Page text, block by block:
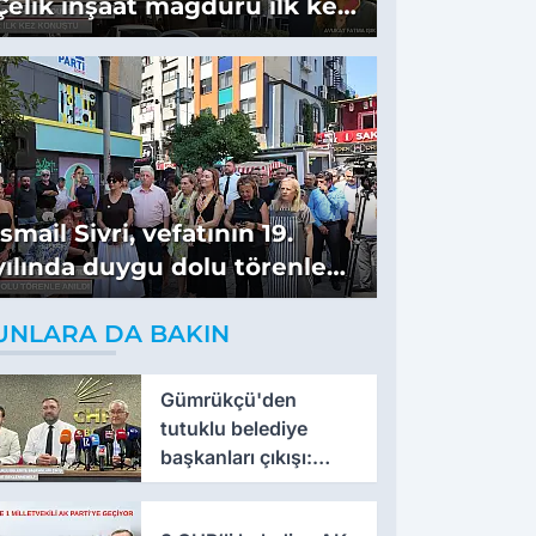
inşaat mağduru ilk kez
Sivri, vefatının 19.
duygu dolu törenle
DA BAKIN
Gümrükçü'den
tutuklu belediye
başkanları çıkışı:
'Yıllarca iddianame